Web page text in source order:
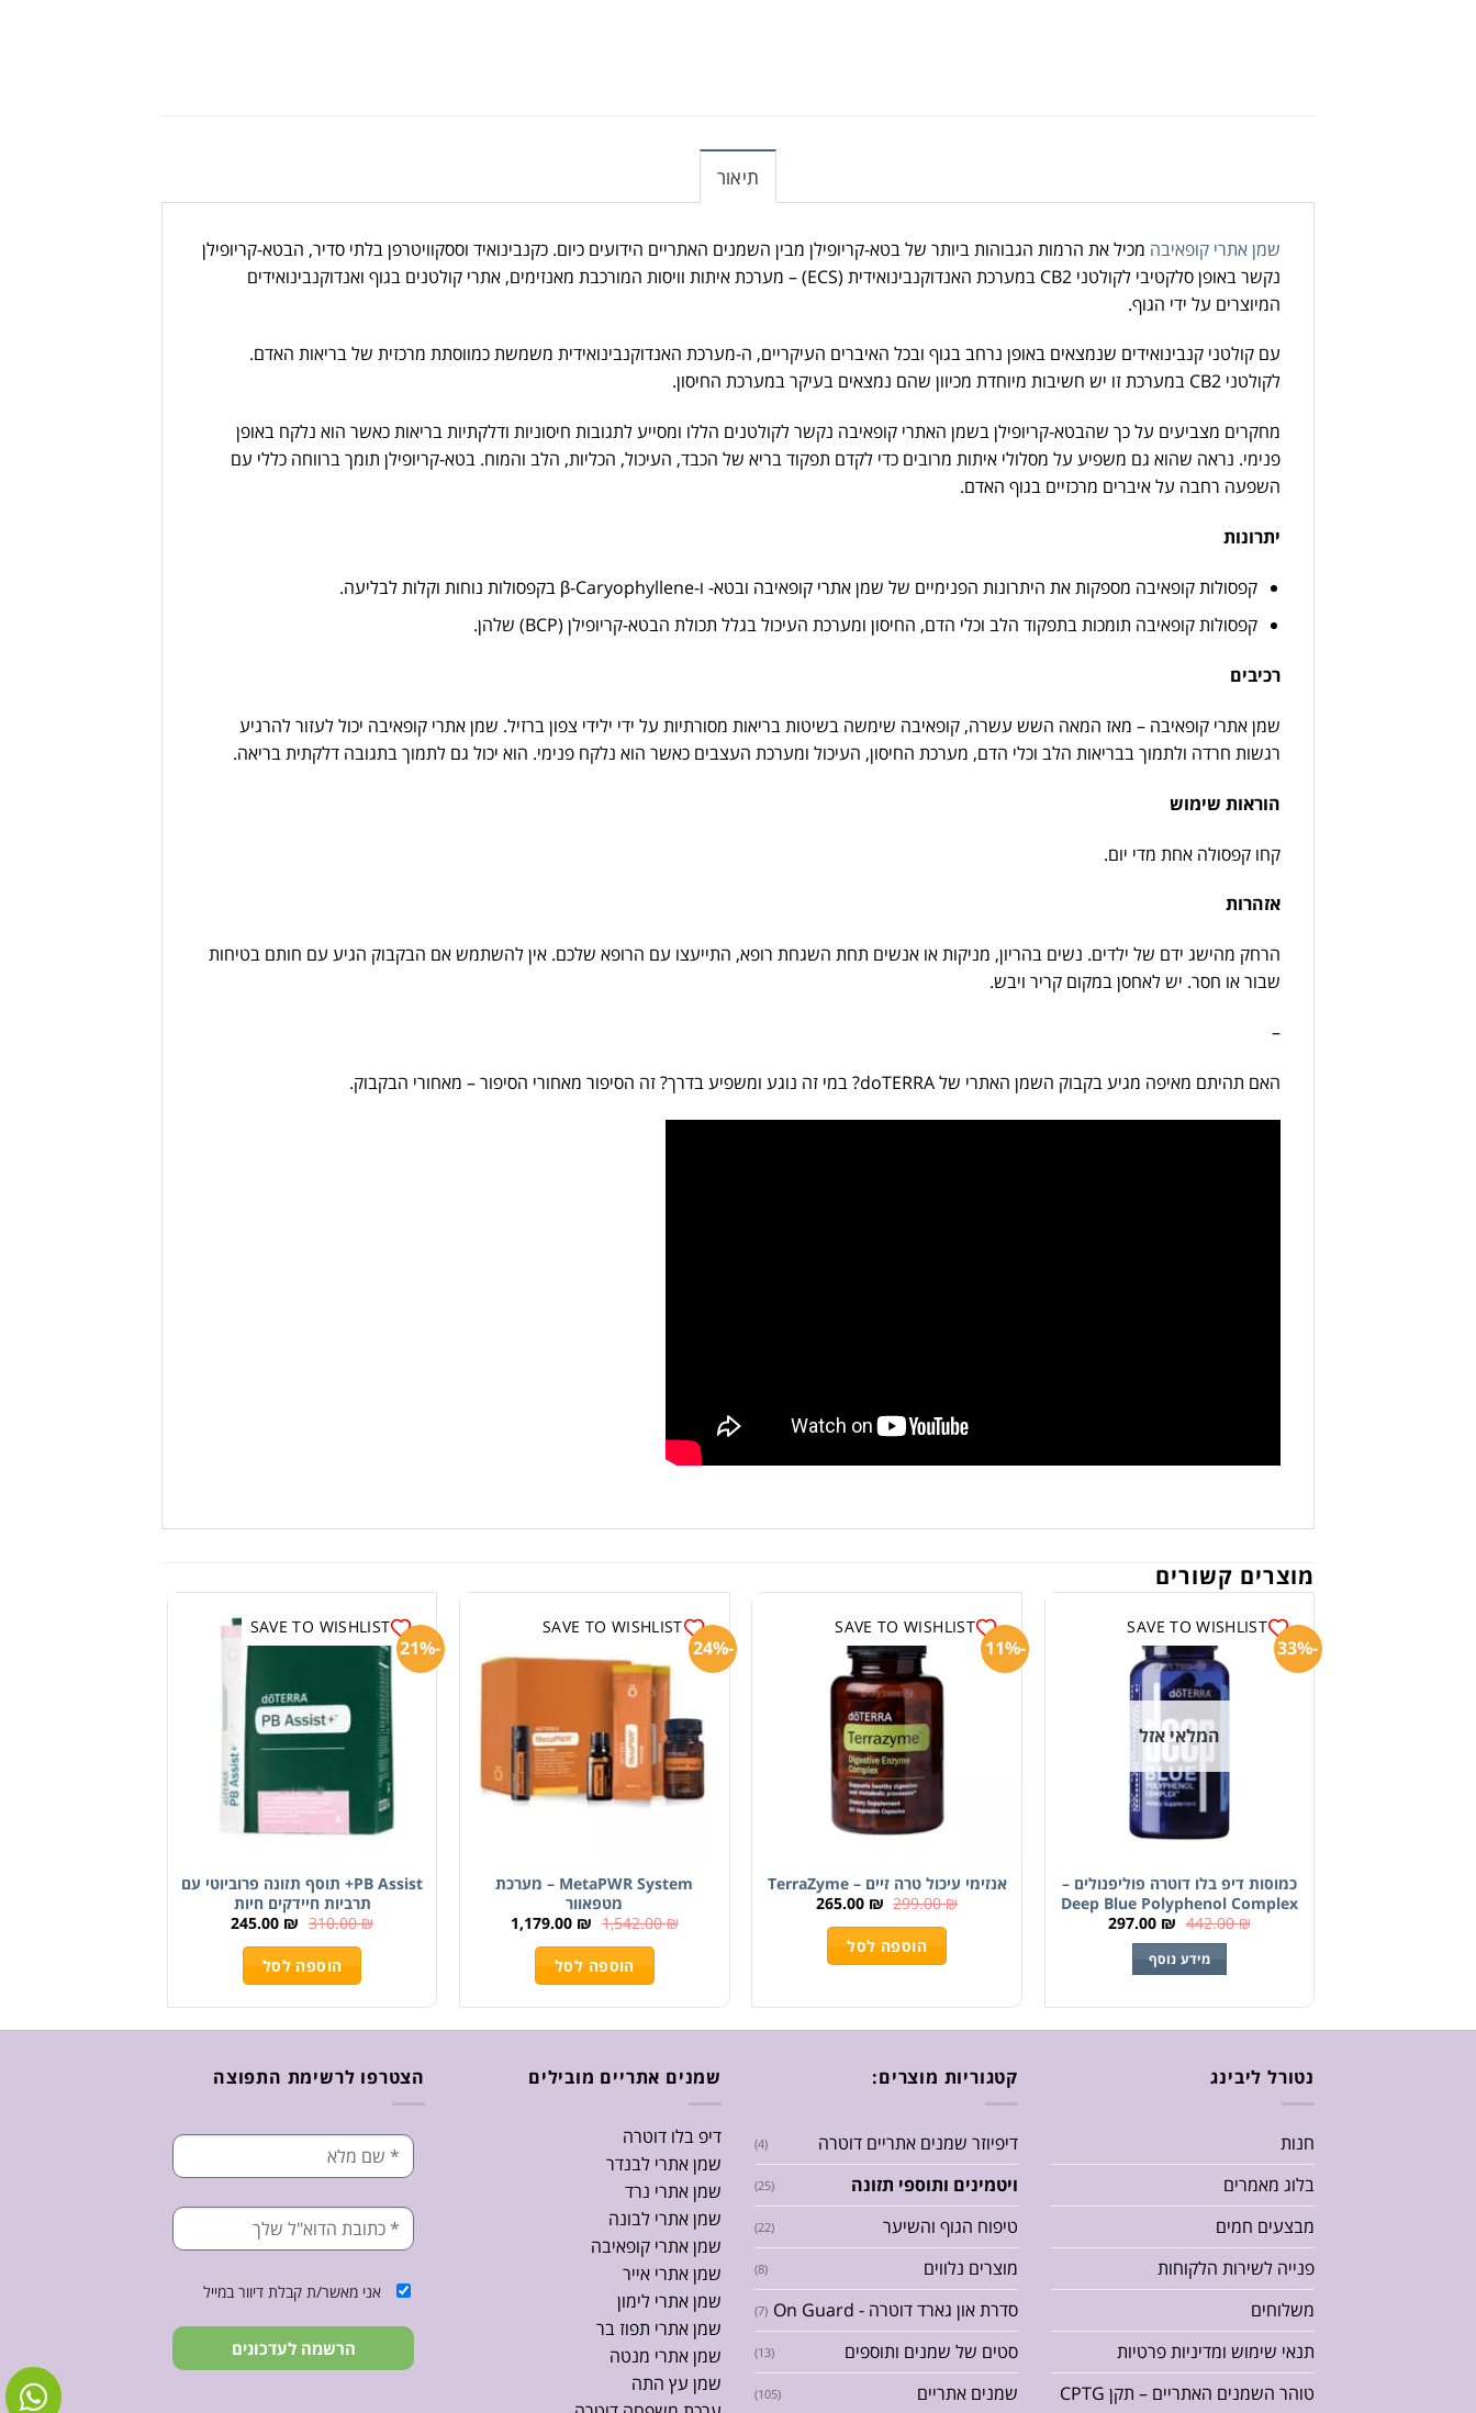
תיאור
שמן אתרי קופאיבה מכיל את הרמות הגבוהות ביותר של בטא-קריופילן מבין השמנים האתריים הידועים כיום. כקנבינואיד וססקוויטרפן בלתי סדיר, הבטא-קריופילן
נקשר באופן סלקטיבי לקולטני CB2 במערכת האנדוקנבינואידית (ECS) – מערכת איתות וויסות המורכבת מאנזימים, אתרי קולטנים בגוף ואנדוקנבינואידים
המיוצרים על ידי הגוף.
עם קולטני קנבינואידים שנמצאים באופן נרחב בגוף ובכל האיברים העיקריים, ה-מערכת האנדוקנבינואידית משמשת כמווסתת מרכזית של בריאות האדם.
לקולטני CB2 במערכת זו יש חשיבות מיוחדת מכיוון שהם נמצאים בעיקר במערכת החיסון.
מחקרים מצביעים על כך שהבטא-קריופילן בשמן האתרי קופאיבה נקשר לקולטנים הללו ומסייע לתגובות חיסוניות ודלקתיות בריאות כאשר הוא נלקח באופן
פנימי. נראה שהוא גם משפיע על מסלולי איתות מרובים כדי לקדם תפקוד בריא של הכבד, העיכול, הכליות, הלב והמוח. בטא-קריופילן תומך ברווחה כללי עם
השפעה רחבה על איברים מרכזיים בגוף האדם.
יתרונות
קפסולות קופאיבה מספקות את היתרונות הפנימיים של שמן אתרי קופאיבה ובטא- ו-β-Caryophyllene בקפסולות נוחות וקלות לבליעה.
קפסולות קופאיבה תומכות בתפקוד הלב וכלי הדם, החיסון ומערכת העיכול בגלל תכולת הבטא-קריופילן (BCP) שלהן.
רכיבים
שמן אתרי קופאיבה – מאז המאה השש עשרה, קופאיבה שימשה בשיטות בריאות מסורתיות על ידי ילידי צפון ברזיל. שמן אתרי קופאיבה יכול לעזור להרגיע
רגשות חרדה ולתמוך בבריאות הלב וכלי הדם, מערכת החיסון, העיכול ומערכת העצבים כאשר הוא נלקח פנימי. הוא יכול גם לתמוך בתגובה דלקתית בריאה.
הוראות שימוש
קחו קפסולה אחת מדי יום.
אזהרות
הרחק מהישג ידם של ילדים. נשים בהריון, מניקות או אנשים תחת השגחת רופא, התייעצו עם הרופא שלכם. אין להשתמש אם הבקבוק הגיע עם חותם בטיחות
שבור או חסר. יש לאחסן במקום קריר ויבש.
–
האם תהיתם מאיפה מגיע בקבוק השמן האתרי של doTERRA? במי זה נוגע ומשפיע בדרך? זה הסיפור מאחורי הסיפור – מאחורי הבקבוק.
מוצרים קשורים
SAVE TO WISHLIST
-33%
המלאי אזל
כמוסות דיפ בלו דוטרה פוליפנולים –
Deep Blue Polyphenol Complex
442.00₪
297.00 ₪
מידע נוסף
SAVE TO WISHLIST
-11%
אנזימי עיכול טרה זיים – TerraZyme
299.00₪
265.00 ₪
הוספה לסל
SAVE TO WISHLIST
-24%
MetaPWR System – מערכת
מטפאוור
1,542.00₪
1,179.00 ₪
הוספה לסל
SAVE TO WISHLIST
-21%
PB Assist+ תוסף תזונה פרוביוטי עם
תרביות חיידקים חיות
310.00₪
245.00 ₪
הוספה לסל
נטורל ליבינג
חנות
בלוג מאמרים
מבצעים חמים
פנייה לשירות הלקוחות
משלוחים
תנאי שימוש ומדיניות פרטיות
טוהר השמנים האתריים – תקן CPTG
קטגוריות מוצרים:
דיפיוזר שמנים אתריים דוטרה (4)
ויטמינים ותוספי תזונה (25)
טיפוח הגוף והשיער (22)
מוצרים נלווים (8)
סדרת און גארד דוטרה - On Guard (7)
סטים של שמנים ותוספים (13)
שמנים אתריים (105)
שמנים אתריים מובילים
דיפ בלו דוטרה
שמן אתרי לבנדר
שמן אתרי נרד
שמן אתרי לבונה
שמן אתרי קופאיבה
שמן אתרי אייר
שמן אתרי לימון
שמן אתרי תפוז בר
שמן אתרי מנטה
שמן עץ התה
הצטרפו לרשימת התפוצה
אני מאשר/ת קבלת דיוור במייל
הרשמה לעדכונים